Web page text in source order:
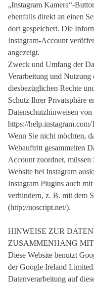
„Instagram Kamera“-
ebenfalls direkt an einen
dort gespeichert. Die
Instagram-Account
angezeigt.
Zweck und Umfang der
Verarbeitung und Nutzung
diesbezüglichen Rechte
Schutz Ihrer Privatsphäre
Datenschutzhinweisen von
https://
Wenn Sie nicht möchten,
Webauftritt gesammelten
Account zuordnet,
Website bei Instagram
Instagram Plugins auch
verhindern, z. B. mit dem
(http://noscript.net/).
HINWEISE ZUR
ZUSAMMENHANG
Diese Website benutzt
der Google Ireland
Datenverarbeitung auf